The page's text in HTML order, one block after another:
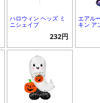
ハロウィン ヘッズ ミ
ニシェイプ
232円
エアル
キン ア